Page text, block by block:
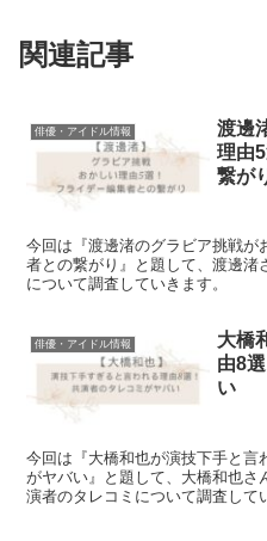
関連記事
俳優・アイドル情報
渡邊
理由
繋が
今回は『渡邊渚のグラビア挑戦が
者との繋がり』と題して、渡邊渚
について調査していきます。
俳優・アイドル情報
大橋
由8
い
今回は『大橋和也が演技下手と言
がヤバい』と題して、大橋和也さ
演者のタレコミについて調査して